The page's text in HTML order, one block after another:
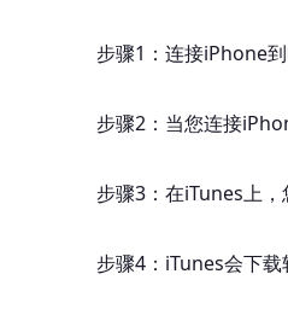
步骤1：连接iPhone
步骤2：当您连接
步骤3：在iTunes上，
步骤4：iTunes会下载